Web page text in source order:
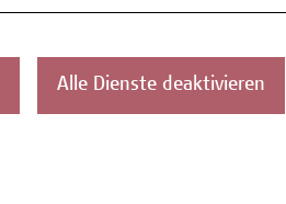
Alle Dienste deaktivieren